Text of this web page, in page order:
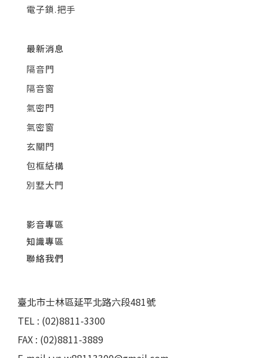
電子鎖.把手
最新消息
隔音門
隔音窗
氣密門
氣密窗
玄關門
包框結構
別墅大門
影音專區
知識專區
聯絡我們
臺北市士林區延平北路六段481號
TEL : (02)8811-3300
FAX : (02)8811-3889